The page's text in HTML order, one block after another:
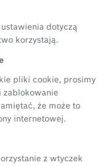
dotyczą
korzystają.
pliki cookie, prosimy
że może to
internetowej.
z wtyczek